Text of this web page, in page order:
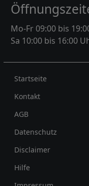
Mo-Fr 09:00 bis
Sa 10:00 bis 16:00
Rechtliches
Startseite
Kontakt
AGB
Datenschutz
Disclaimer
Hilfe